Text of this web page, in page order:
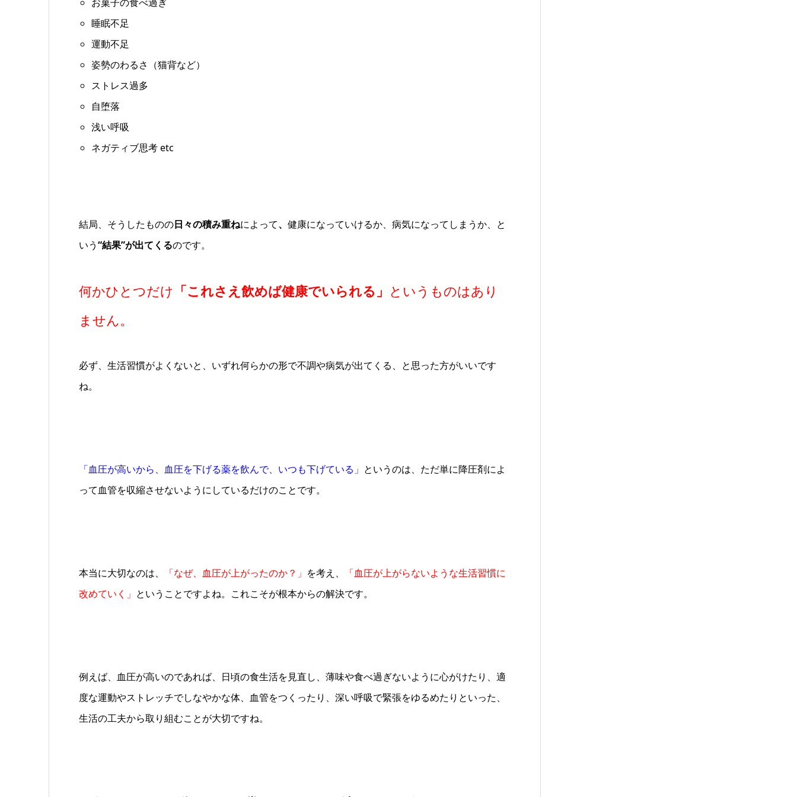
お菓子の食べ過ぎ
睡眠不足
運動不足
姿勢のわるさ（猫背など）
ストレス過多
自堕落
浅い呼吸
ネガティブ思考 etc
結局、そうしたものの日々の積み重ねによって、 健康になっていけるか、病気になってしまうか、と
いう“結果”が出てくるのです。
何かひとつだけ 「これさえ飲めば健康でいられる」 というものはあり
ません。
必ず、生活習慣がよくないと、いずれ何らかの形で不調や病気が出てくる、と思った方がいいです
ね。
「血圧が高いから、血圧を下げる薬を飲んで、いつも下げている」 というのは、ただ単に降圧剤によ
って血管を収縮させないようにしているだけのことです。
本当に大切なのは、 「なぜ、血圧が上がったのか？」 を考え、
「血圧が上がらないような生活習慣に
改めていく」 ということですよね。これこそが根本からの解決です。
例えば、血圧が高いのであれば、日頃の食生活を見直し、薄味や食べ過ぎないように心がけたり、適
度な運動やストレッチでしなやかな体、血管をつくったり、深い呼吸で緊張をゆるめたりといった、
生活の工夫から取り組むことが大切ですね。